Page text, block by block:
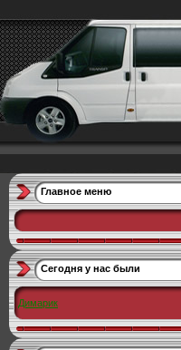
Главное меню
Сегодня у нас были
Димарик